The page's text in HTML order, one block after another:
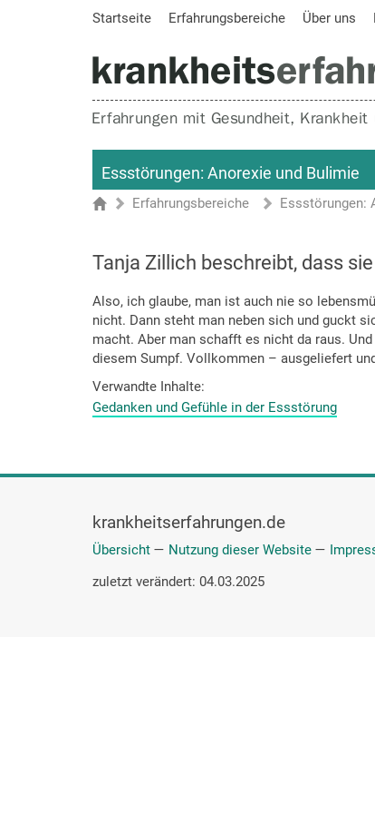
Startseite Erfahrungsbereiche Über uns
Essstörungen: Anorexie und Bulimie
Sie sind hier
StartseiteErfahrungsbereiche Essstörungen:
Tanja Zillich beschreibt, dass
Also, ich glaube, man ist auch nie so
nicht. Dann steht man neben sich und guckt
macht. Aber man schafft es nicht da raus.
diesem Sumpf. Vollkommen – ausgeliefert
Verwandte Inhalte
Gedanken und Gefühle in der Essstörung
krankheitserfahrungen.de
Übersicht — Nutzung dieser Website —
zuletzt verändert: 04.03.2025